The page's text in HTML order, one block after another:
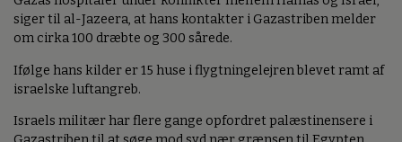
siger til al-Jazeera, at hans kontakter i Gazastriben melder
om cirka 100 dræbte og 300 sårede.
Ifølge hans kilder er 15 huse i flygtningelejren blevet ramt af
israelske luftangreb.
Israels militær har flere gange opfordret palæstinensere i